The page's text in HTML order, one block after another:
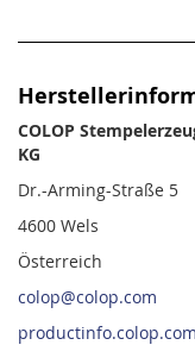
COLOP
KG
Dr.-Arming-Straße 5
4600 Wels
Österreich
colop@colop.com
productinfo.colop.com